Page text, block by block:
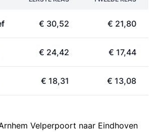
€ 30,52 € 21,80
€ 24,42 € 17,44
€ 18,31 € 13,08
Velperpoort naar Eindhoven